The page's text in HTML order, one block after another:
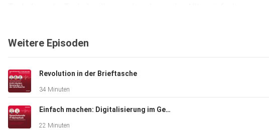
einfacher machen.“ Verlinkungen - Dräger:
https://www.draeger.com/de_de/Hospital/Connected-Medical- Devices -
Dräger IT-Sicherheit im Krankenhaus:
https://www.draeger.com/de_de/Hospital/Services/Cybersecurity -
Dräger Medizinische Gerätekonnektivität:
https://www.draeger.com/de_de/Hospital/Connected-Medical-Devices/
Weitere Episoden
Revolution in der Brieftasche
34 Minuten
Einfach machen: Digitalisierung im Gesundheitswesen
22 Minuten